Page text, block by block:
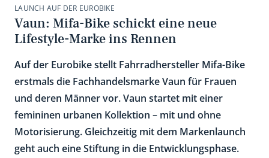
LAUNCH AUF DER EUROBIKE
Vaun: Mifa-Bike schickt eine neue
Lifestyle-Marke ins Rennen
Auf der Eurobike stellt Fahrradhersteller Mifa-Bike
erstmals die Fachhandelsmarke Vaun für Frauen
und deren Männer vor. Vaun startet mit einer
femininen urbanen Kollektion – mit und ohne
Motorisierung. Gleichzeitig mit dem Markenlaunch
geht auch eine Stiftung in die Entwicklungsphase.